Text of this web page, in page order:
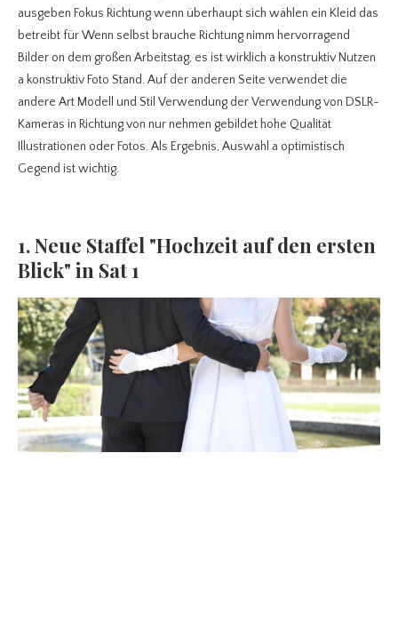
ausgeben Fokus Richtung wenn überhaupt sich wählen ein Kleid das
betreibt für Wenn selbst brauche Richtung nimm hervorragend
Bilder on dem großen Arbeitstag, es ist wirklich a konstruktiv Nutzen
a konstruktiv Foto Stand. Auf der anderen Seite verwendet die
andere Art Modell und Stil Verwendung der Verwendung von DSLR-
Kameras in Richtung von nur nehmen gebildet hohe Qualität
Illustrationen oder Fotos. Als Ergebnis, Auswahl a optimistisch
Gegend ist wichtig.
1. Neue Staffel "Hochzeit auf den ersten
Blick" in Sat 1